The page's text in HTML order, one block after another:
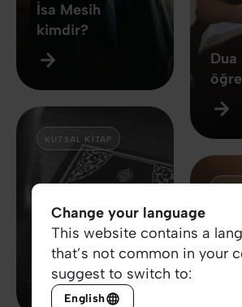
İsa Mesih
kimdir?
KUTSAL KITAP
Kutsal Kitap
Change your language
This website contains a
that’s not common in your
suggest to switch to:
English